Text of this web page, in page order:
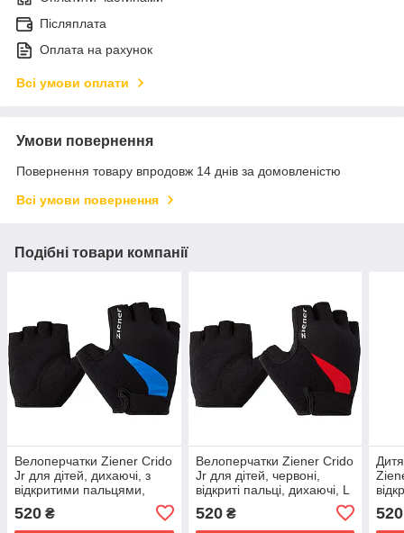
Післяплата
Оплата на рахунок
Всі умови оплати
Умови повернення
Повернення товару впродовж 14 днів за домовленістю
Всі умови повернення
Подібні товари компанії
Велоперчатки Ziener Crido
Jr для дітей, дихаючі, з
відкритими пальцями,
520 ₴
Велоперчатки Ziener Crido
Jr для дітей, червоні,
відкриті пальці, дихаючі, L
520₴ 520